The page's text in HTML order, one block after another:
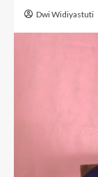
Dwi Widiyastuti